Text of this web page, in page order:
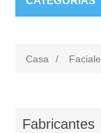
Casa /
Fabricantes